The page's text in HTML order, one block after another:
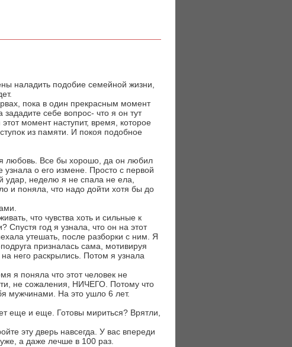
наладить подобие семейной жизни,
пока в один прекрасным момент
себе вопрос- что я он тут
момент наступит, время, которое
из памяти. И покоя подобное
любовь. Все бы хорошо, да он любил
узнала о его измене. Просто с первой
удар, неделю я не спала не ела,
и поняла, что надо дойти хотя бы до
что чувства хоть и сильные к
Спустя год я узнала, что он на этот
утешать, после разборки с ним. Я
призналась сама, мотивируя
него раскрылись. Потом я узнала
я поняла что этот человек не
не сожаления, НИЧЕГО. Потому что
мужчинами. На это ушло 6 лет.
еще и еще. Готовы мириться? Врятли,
эту дверь навсегда. У вас впереди
а даже лечше в 100 раз.